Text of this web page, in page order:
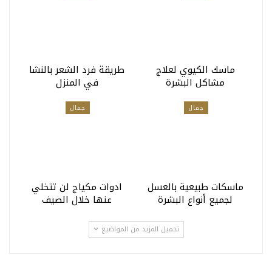
ماسك الكيوي لعلاج
مشاكل البشرة
طريقة فرد الشعر بالنشا
في المنزل
جمال
ماسكات طبيعية بالعسل
لجميع أنواع البشرة
جمال
ادوات مكياج لن تتخلي
عنها خلال الصيف
تحميل المزيد من المواضيع